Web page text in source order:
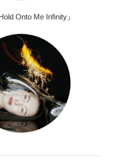
Onto Me Infinity』